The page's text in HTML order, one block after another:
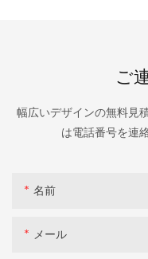
ご
幅広いデザインの無料見
は電話番号を連
名前
メール